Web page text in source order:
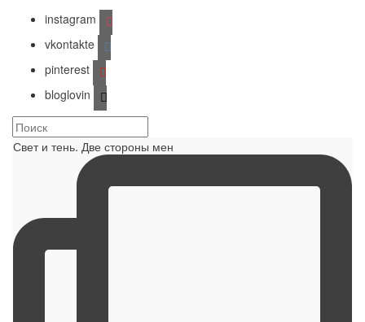
instagram
vkontakte
pinterest
bloglovin
Свет и тень. Две стороны мен